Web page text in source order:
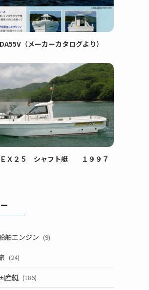
（メーカーカタログより）
Ｘ２５ シャフト艇 １９９７
舶エンジン (9)
(24)
産艇 (186)